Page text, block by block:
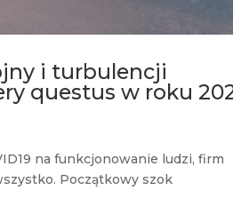
i turbulencji
questus w roku
na funkcjonowanie ludzi, firm
Początkowy szok